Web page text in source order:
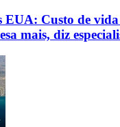
EUA: Custo de
mais, diz